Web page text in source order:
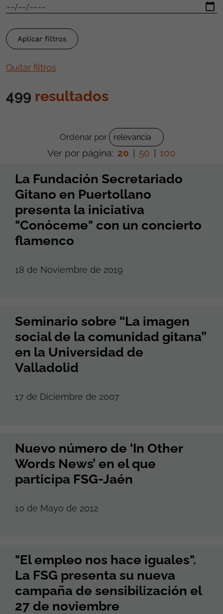
Quitar filtros
499 resultados
Ordenar por
Ver por página: 20 50 100
La Fundación Secretariado
Gitano en Puertollano
presenta la iniciativa
"Conóceme" con un concierto
flamenco
18 de Noviembre de 2019
Seminario sobre “La imagen
social de la comunidad gitana”
en la Universidad de
Valladolid
17 de Diciembre de 2007
Nuevo número de ‘In Other
Words News’ en el que
participa FSG-Jaén
10 de Mayo de 2012
"El empleo nos hace iguales".
La FSG presenta su nueva
campaña de sensibilización el
27 de noviembre